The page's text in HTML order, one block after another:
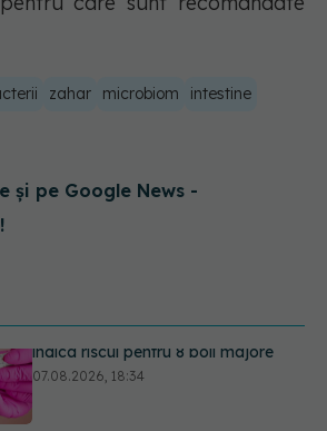
zahar microbiom
intestine
și pe Google News -
Dieta care poate crește brusc